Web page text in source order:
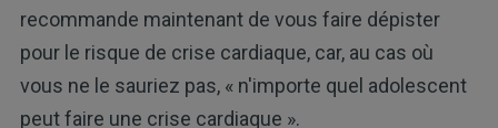
recommande maintenant de vous faire dépister
pour le risque de crise cardiaque, car, au cas où
vous ne le sauriez pas, « n'importe quel adolescent
peut faire une crise cardiaque ».